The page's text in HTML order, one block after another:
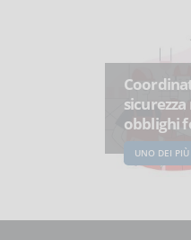
obblighi
UNO DEI PIÙ